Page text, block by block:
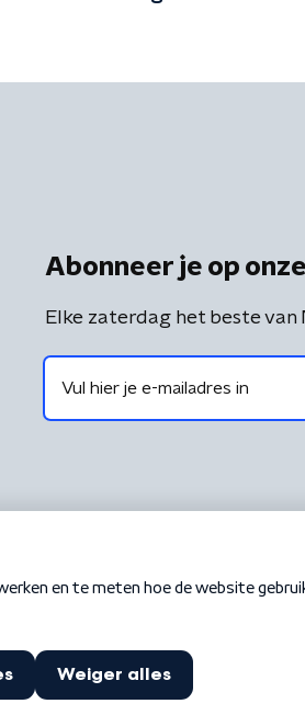
Abonneer je op
Elke zaterdag het beste van